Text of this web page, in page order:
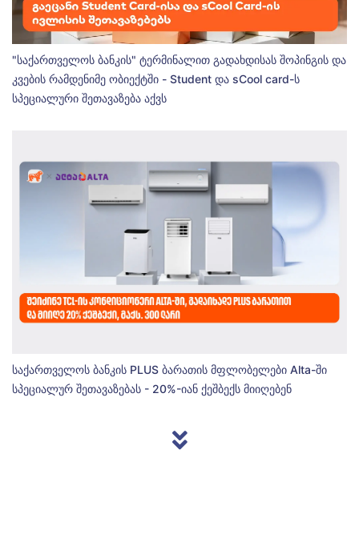
"საქართველოს ბანკის" ტერმინალით გადახდისას შოპინგის და
კვების რამდენიმე ობიექტში - Student და sCool card-ს
სპეციალური შეთავაზება აქვს
საქართველოს ბანკის PLUS ბარათის მფლობელები Alta-ში
სპეციალურ შეთავაზებას - 20%-იან ქეშბექს მიიღებენ